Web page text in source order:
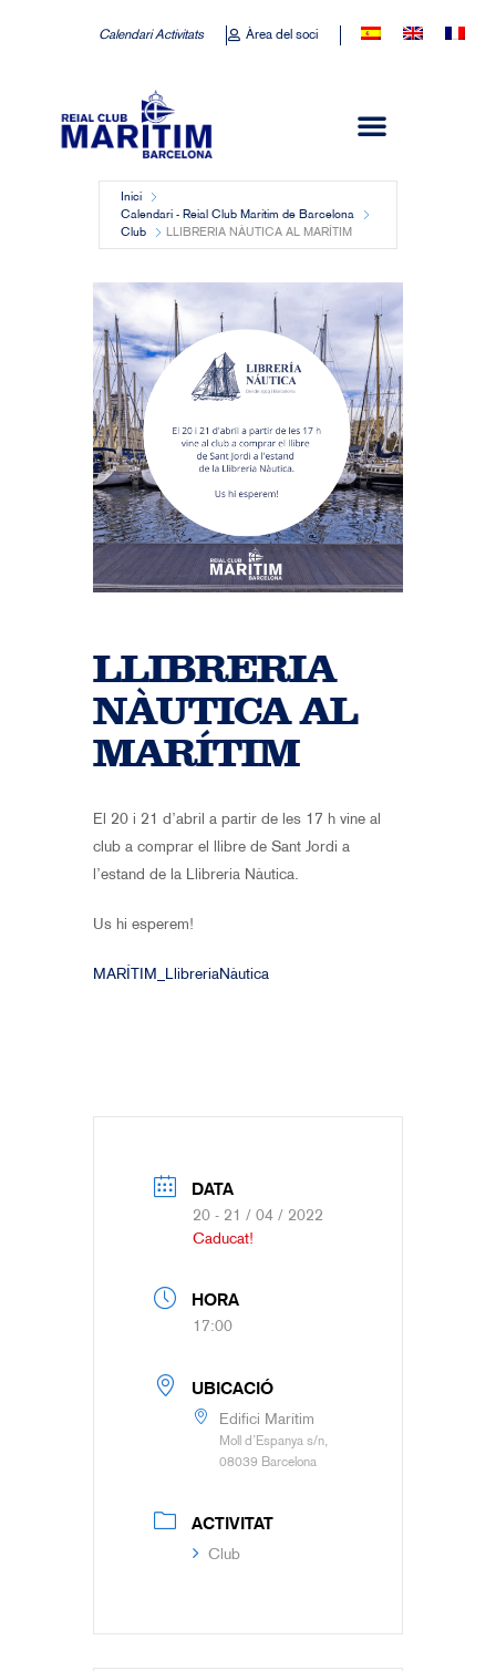
Calendari Activitats Àrea del soci
Inici
Calendari - Reial Club Marítim de Barcelona
Club
LLIBRERIA NÀUTICA AL MARÍTIM
LLIBRERIA
NÀUTICA AL
MARÍTIM
El 20 i 21 d’abril a partir de les 17 h vine al
club a comprar el llibre de Sant Jordi a
l’estand de la Llibreria Nàutica.
Us hi esperem!
MARÍTIM_LlibreriaNàutica
DATA
20 - 21 / 04 / 2022
Caducat!
HORA
17:00
UBICACIÓ
Edifici Marítim
Moll d’Espanya s/n,
08039 Barcelona
ACTIVITAT
Club